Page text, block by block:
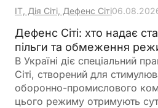
ІТ, Дія Сіті, Дефенс Сіті
Дефенс Сіті: хто надає
пільги та обмеження
В Україні діє спеціальний
Сіті, створений для
оборонно-промислового
цього режиму отримують